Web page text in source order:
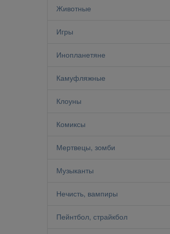
Животные
Игры
Инопланетяне
Камуфляжные
Клоуны
Комиксы
Мертвецы, зомби
Музыканты
Нечисть, вампиры
Пейнтбол, страйкбол